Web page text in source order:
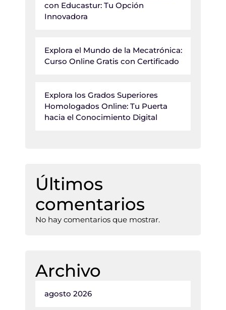
con Educastur: Tu Opción
Innovadora
Explora el Mundo de la Mecatrónica:
Curso Online Gratis con Certificado
Explora los Grados Superiores
Homologados Online: Tu Puerta
hacia el Conocimiento Digital
Últimos
comentarios
No hay comentarios que mostrar.
Archivo
agosto 2026